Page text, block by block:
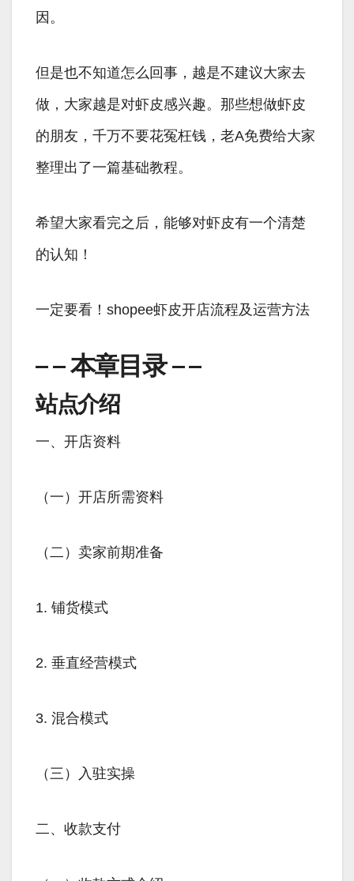
因。
但是也不知道怎么回事，越是不建议大家去
做，大家越是对虾皮感兴趣。那些想做虾皮
的朋友，千万不要花冤枉钱，老A免费给大家
整理出了一篇基础教程。
希望大家看完之后，能够对虾皮有一个清楚
的认知！
一定要看！shopee虾皮开店流程及运营方法
– – 本章目录 – –
站点介绍
一、开店资料
（一）开店所需资料
（二）卖家前期准备
1. 铺货模式
2. 垂直经营模式
3. 混合模式
（三）入驻实操
二、收款支付